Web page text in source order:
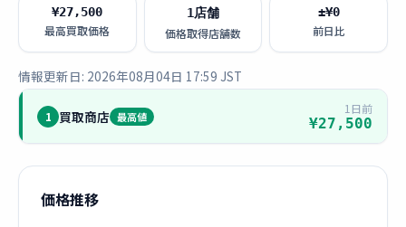
¥27,500
最高買取価格
1店舗
価格取得店舗数
±¥0
前日比
情報更新日: 2026年08月04日 17:59 JST
1 買取商店 最高値
1日前
¥27,500
価格推移